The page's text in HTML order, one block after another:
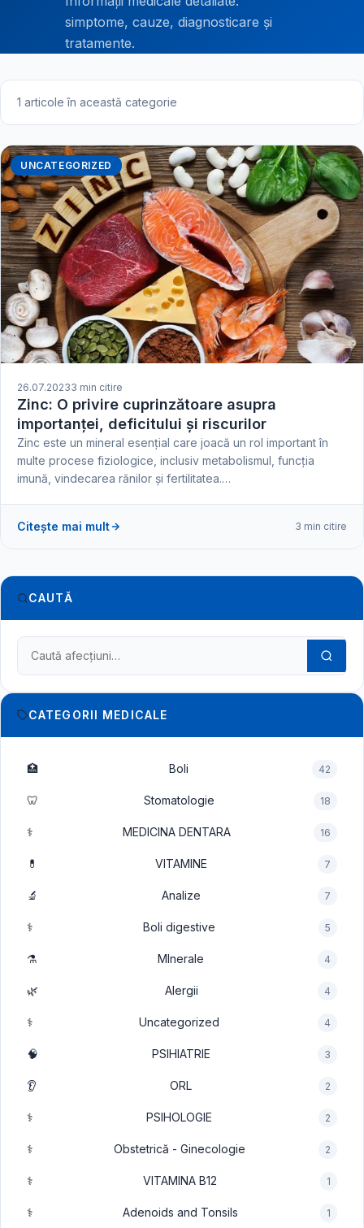
simptome, cauze, diagnosticare și
tratamente.
1 articole în această categorie
UNCATEGORIZED
26.07.20233 min citire
Zinc: O privire cuprinzătoare asupra
importanței, deficitului și riscurilor
Zinc este un mineral esențial care joacă un rol important în
multe procese fiziologice, inclusiv metabolismul, funcția
imună, vindecarea rănilor și fertilitatea.…
Citește mai mult 3 min citire
CAUTĂ
Caută în dicționarul medical
CATEGORII MEDICALE
🏥 Boli 42
🦷 Stomatologie 18
⚕️ MEDICINA DENTARA 16
💊 VITAMINE 7
🔬 Analize 7
⚕️ Boli digestive 5
⚗️ MInerale 4
🌿 Alergii 4
⚕️ Uncategorized 4
🧠 PSIHIATRIE 3
👂 ORL 2
⚕️ PSIHOLOGIE 2
⚕️ Obstetrică - Ginecologie 2
⚕️ VITAMINA B12 1
⚕️ Adenoids and Tonsils 1